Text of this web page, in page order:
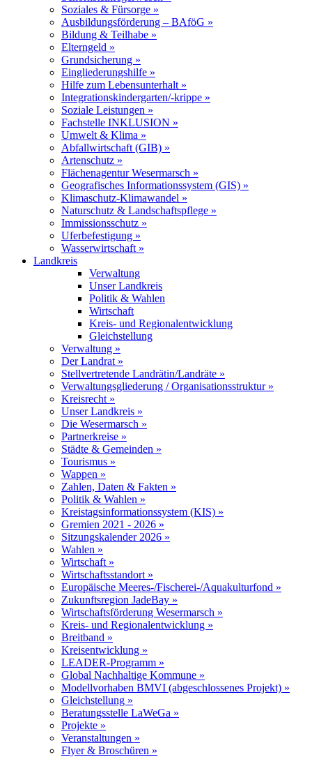
Soziales & Fürsorge »
Ausbildungsförderung – BAföG »
Bildung & Teilhabe »
Elterngeld »
Grundsicherung »
Eingliederungshilfe »
Hilfe zum Lebensunterhalt »
Integrationskindergarten/-krippe »
Soziale Leistungen »
Fachstelle INKLUSION »
Umwelt & Klima »
Abfallwirtschaft (GIB) »
Artenschutz »
Flächenagentur Wesermarsch »
Geografisches Informationssystem (GIS) »
Klimaschutz-Klimawandel »
Naturschutz & Landschaftspflege »
Immissionsschutz »
Uferbefestigung »
Wasserwirtschaft »
Landkreis
Verwaltung
Unser Landkreis
Politik & Wahlen
Wirtschaft
Kreis- und Regionalentwicklung
Gleichstellung
Verwaltung »
Der Landrat »
Stellvertretende Landrätin/Landräte »
Verwaltungsgliederung / Organisationsstruktur »
Kreisrecht »
Unser Landkreis »
Die Wesermarsch »
Partnerkreise »
Städte & Gemeinden »
Tourismus »
Wappen »
Zahlen, Daten & Fakten »
Politik & Wahlen »
Kreistagsinformationssystem (KIS) »
Gremien 2021 - 2026 »
Sitzungskalender 2026 »
Wahlen »
Wirtschaft »
Wirtschaftsstandort »
Europäische Meeres-/Fischerei-/Aquakulturfond »
Zukunftsregion JadeBay »
Wirtschaftsförderung Wesermarsch »
Kreis- und Regionalentwicklung »
Breitband »
Kreisentwicklung »
LEADER-Programm »
Global Nachhaltige Kommune »
Modellvorhaben BMVI (abgeschlossenes Projekt) »
Gleichstellung »
Beratungsstelle LaWeGa »
Projekte »
Veranstaltungen »
Flyer & Broschüren »